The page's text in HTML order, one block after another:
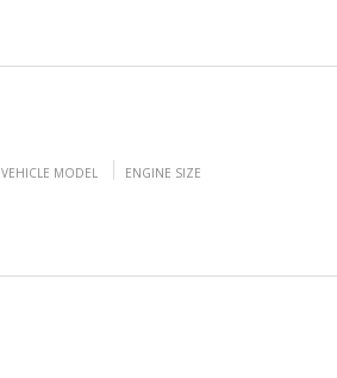
VEHICLE MODEL ENGINE SIZE